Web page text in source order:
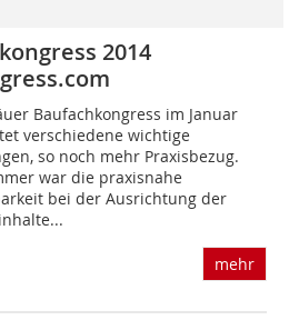
2014
Baufachkongress im Januar
verschiedene wichtige
so noch mehr Praxisbezug.
war die praxisnahe
bei der Ausrichtung der
mehr